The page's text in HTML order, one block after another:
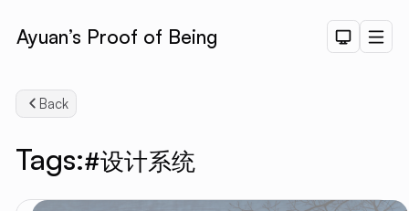
Ayuan’s Proof of Being Dark
Back
Tags:#设计系统